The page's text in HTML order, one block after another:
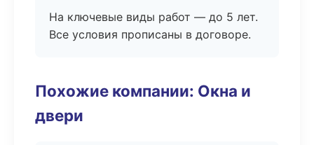
На ключевые виды работ — до 5 лет.
Все условия прописаны в договоре.
Похожие компании: Окна и
двери